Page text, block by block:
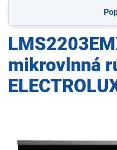
mikrovlnná